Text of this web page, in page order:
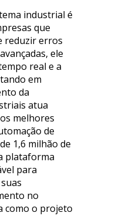
industrial é
que
reduzir erros
ele
real e a
em
da
atua
melhores
de
1,6 milhão de
plataforma
para
no
como o projeto